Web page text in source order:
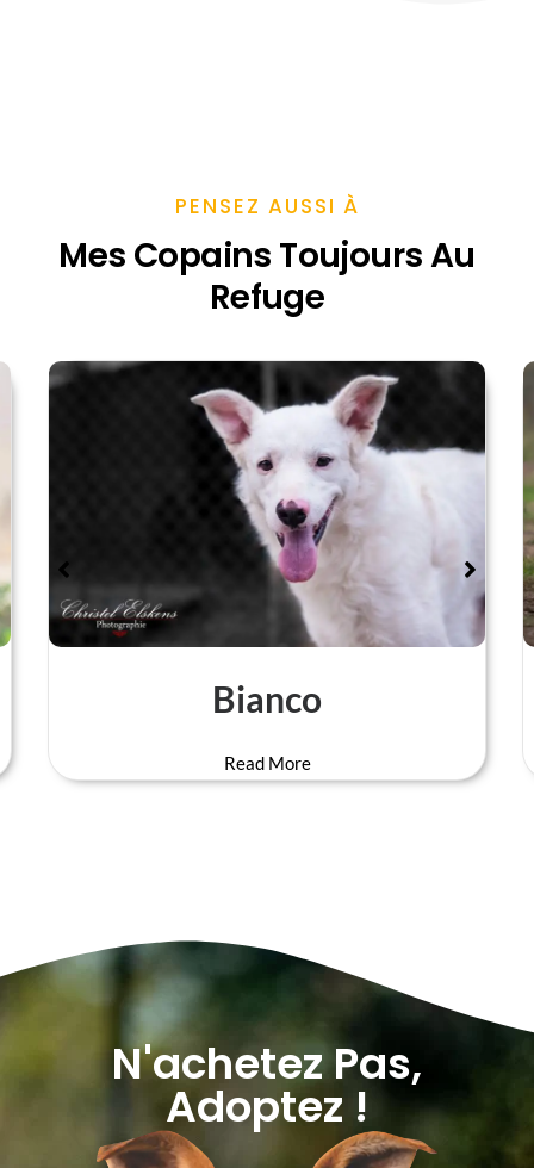
PENSEZ AUSSI À
Mes Copains Toujours Au
Refuge
Bianco
Read More
N'achetez Pas,
Adoptez !